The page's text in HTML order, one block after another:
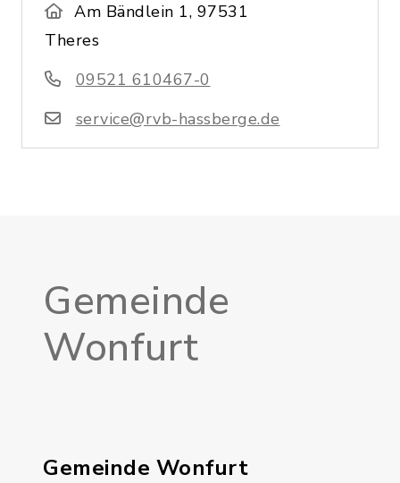
Am Bändlein 1, 97531
Theres
09521 610467-0
service@rvb-hassberge.de
Gemeinde
Wonfurt
Gemeinde Wonfurt